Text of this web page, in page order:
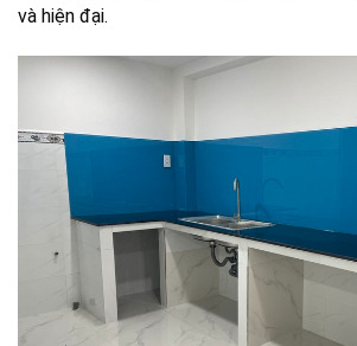
và hiện đại.